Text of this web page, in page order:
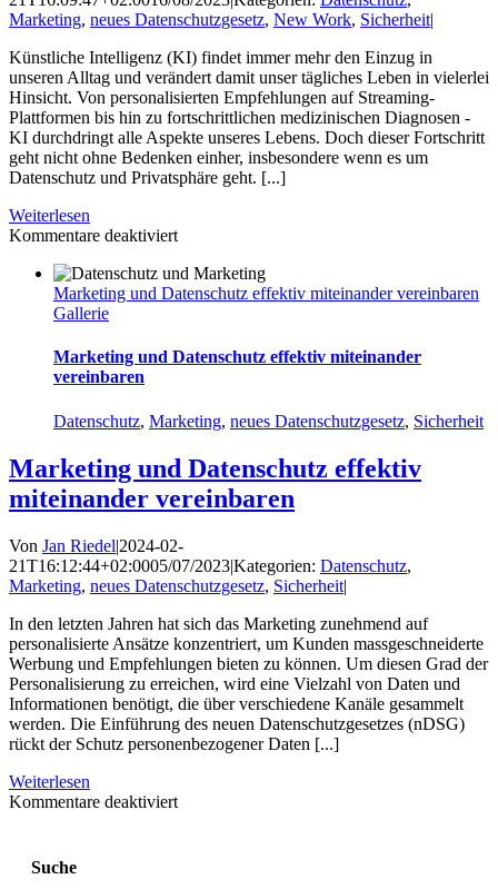
Marketing, neues Datenschutzgesetz, New Work, Sicherheit|
Künstliche Intelligenz (KI) findet immer mehr den Einzug in
unseren Alltag und verändert damit unser tägliches Leben in vielerlei
Hinsicht. Von personalisierten Empfehlungen auf Streaming-
Plattformen bis hin zu fortschrittlichen medizinischen Diagnosen -
KI durchdringt alle Aspekte unseres Lebens. Doch dieser Fortschritt
geht nicht ohne Bedenken einher, insbesondere wenn es um
Datenschutz und Privatsphäre geht. [...]
Weiterlesen
Kommentare deaktiviertfür
Intelligenz
und
Gratwanderung
Marketing und Datenschutz effektiv miteinander vereinbaren
Gallerie
Marketing und Datenschutz effektiv miteinander
vereinbaren
Datenschutz, Marketing, neues Datenschutzgesetz, Sicherheit
Marketing und Datenschutz effektiv
miteinander vereinbaren
Von Jan Riedel|2024-02-
21T16:12:44+02:0005/07/2023|Kategorien: Datenschutz,
Marketing, neues Datenschutzgesetz, Sicherheit|
In den letzten Jahren hat sich das Marketing zunehmend auf
personalisierte Ansätze konzentriert, um Kunden massgeschneiderte
Werbung und Empfehlungen bieten zu können. Um diesen Grad der
Personalisierung zu erreichen, wird eine Vielzahl von Daten und
Informationen benötigt, die über verschiedene Kanäle gesammelt
werden. Die Einführung des neuen Datenschutzgesetzes (nDSG)
rückt der Schutz personenbezogener Daten [...]
Weiterlesen
Kommentare deaktiviertfür
Suche